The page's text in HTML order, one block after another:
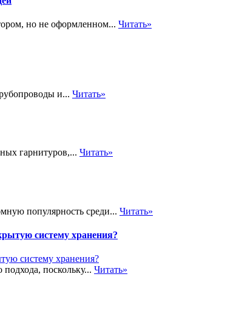
но не оформленном... Читать»
и... Читать»
гарнитуров,... Читать»
популярность среди... Читать»
систему хранения?
поскольку... Читать»